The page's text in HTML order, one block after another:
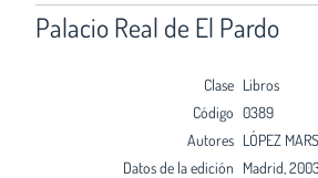
Palacio Real de El Pardo
Clase Libros
Código 0389
Autores LÓPEZ
Datos de la edición Madrid,